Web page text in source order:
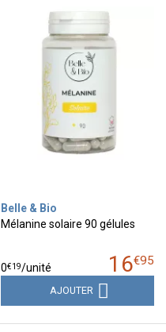
Belle & Bio
Mélanine solaire 90 gélules
16€95
0€19/unité
AJOUTER